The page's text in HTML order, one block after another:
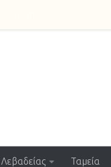
Ταμεία